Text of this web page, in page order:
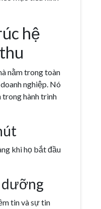
hệ
nằm trong toàn
nghiệp. Nó
trong hành trình
khi họ bắt đầu
dưỡng
tin và sự tin